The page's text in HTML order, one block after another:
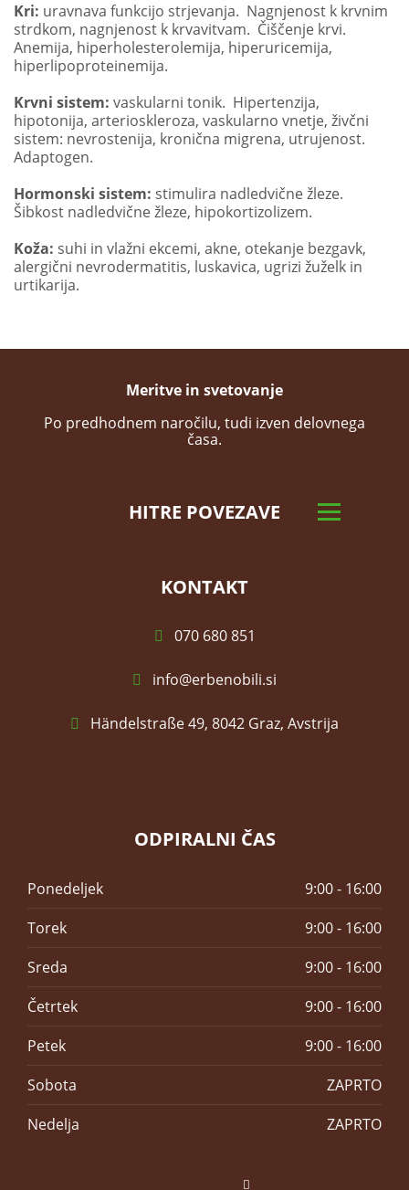
Kri: uravnava funkcijo strjevanja. Nagnjenost k krvnim
strdkom, nagnjenost k krvavitvam. Čiščenje krvi.
Anemija, hiperholesterolemija, hiperuricemija,
hiperlipoproteinemija.
Krvni sistem: vaskularni tonik. Hipertenzija,
hipotonija, arterioskleroza, vaskularno vnetje, živčni
sistem: nevrostenija, kronična migrena, utrujenost.
Adaptogen.
Hormonski sistem: stimulira nadledvične žleze.
Šibkost nadledvične žleze, hipokortizolizem.
Koža: suhi in vlažni ekcemi, akne, otekanje bezgavk,
alergični nevrodermatitis, luskavica, ugrizi žuželk in
urtikarija.
Meritve in svetovanje
Po predhodnem naročilu, tudi izven delovnega
časa.
HITRE POVEZAVE
KONTAKT
070 680 851
info@erbenobili.si
Händelstraße 49, 8042 Graz, Avstrija
ODPIRALNI ČAS
Ponedeljek
9:00 - 16:00
Torek
9:00 - 16:00
Sreda
9:00 - 16:00
Četrtek
9:00 - 16:00
Petek
9:00 - 16:00
Sobota
ZAPRTO
Nedelja
ZAPRTO